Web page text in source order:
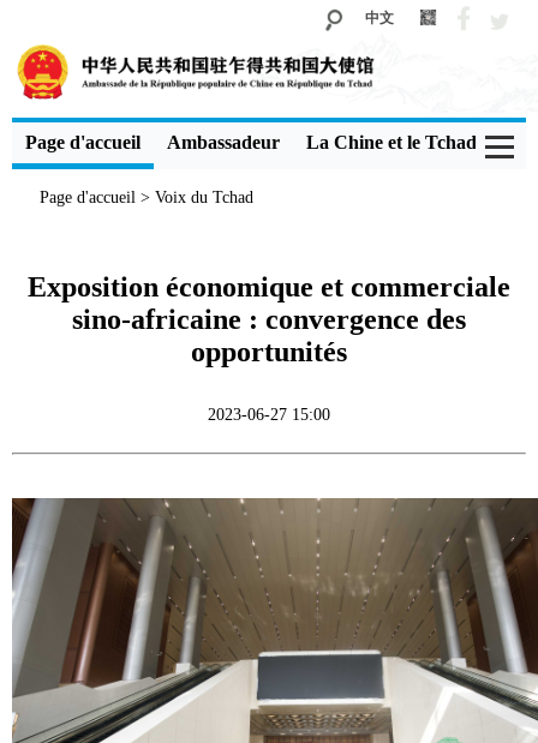
中文
Page d'accueil Ambassadeur La Chine et le Tchad
Page d'accueil > Voix du Tchad
Exposition économique et commerciale
sino-africaine : convergence des
opportunités
2023-06-27 15:00